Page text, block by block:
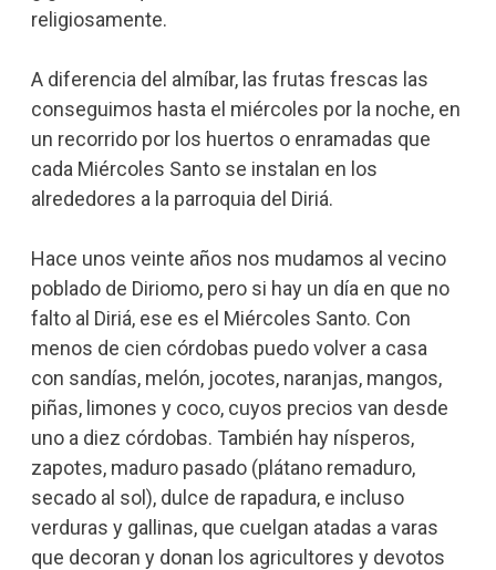
religiosamente.
A diferencia del almíbar, las frutas frescas las
conseguimos hasta el miércoles por la noche, en
un recorrido por los huertos o enramadas que
cada Miércoles Santo se instalan en los
alrededores a la parroquia del Diriá.
Hace unos veinte años nos mudamos al vecino
poblado de Diriomo, pero si hay un día en que no
falto al Diriá, ese es el Miércoles Santo. Con
menos de cien córdobas puedo volver a casa
con sandías, melón, jocotes, naranjas, mangos,
piñas, limones y coco, cuyos precios van desde
uno a diez córdobas. También hay nísperos,
zapotes, maduro pasado (plátano remaduro,
secado al sol), dulce de rapadura, e incluso
verduras y gallinas, que cuelgan atadas a varas
que decoran y donan los agricultores y devotos